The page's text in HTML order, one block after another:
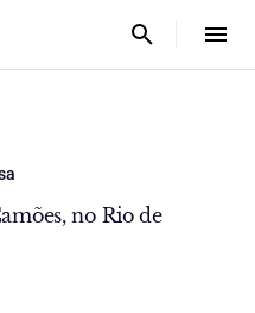
no Rio de